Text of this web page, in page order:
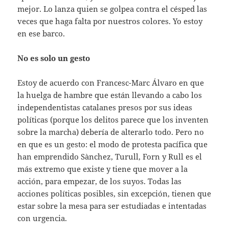
mejor. Lo lanza quien se golpea contra el césped las
veces que haga falta por nuestros colores. Yo estoy
en ese barco.
No es solo un gesto
Estoy de acuerdo con Francesc-Marc Álvaro en que
la huelga de hambre que están llevando a cabo los
independentistas catalanes presos por sus ideas
políticas (porque los delitos parece que los inventen
sobre la marcha) debería de alterarlo todo. Pero no
en que es un gesto: el modo de protesta pacífica que
han emprendido Sànchez, Turull, Forn y Rull es el
más extremo que existe y tiene que mover a la
acción, para empezar, de los suyos. Todas las
acciones políticas posibles, sin excepción, tienen que
estar sobre la mesa para ser estudiadas e intentadas
con urgencia.